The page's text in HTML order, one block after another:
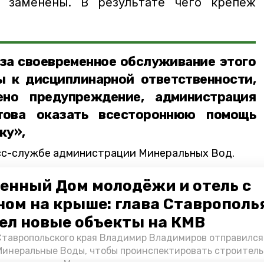
Дом молодёжи и отель с
на крыше: глава
новые объекты на КМВ
края Владимир Владимиров
Воды, чтобы проинспектировать
своевременное обслуживание этого
к дисциплинарной ответственности,
предупреждение, администрация
оказать всестороннюю помощь
службе администрации Минеральных Вод.
уже привели в нормальное
в кратчайшие сроки устранили все
воды больница детская площадка